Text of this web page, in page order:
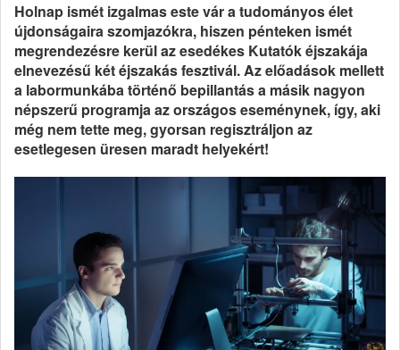
Holnap ismét izgalmas este vár a tudományos élet
újdonságaira szomjazókra, hiszen pénteken ismét
megrendezésre kerül az esedékes Kutatók éjszakája
elnevezésű két éjszakás fesztivál. Az előadások mellett
a labormunkába történő bepillantás a másik nagyon
népszerű programja az országos eseménynek, így, aki
még nem tette meg, gyorsan regisztráljon az
esetlegesen üresen maradt helyekért!